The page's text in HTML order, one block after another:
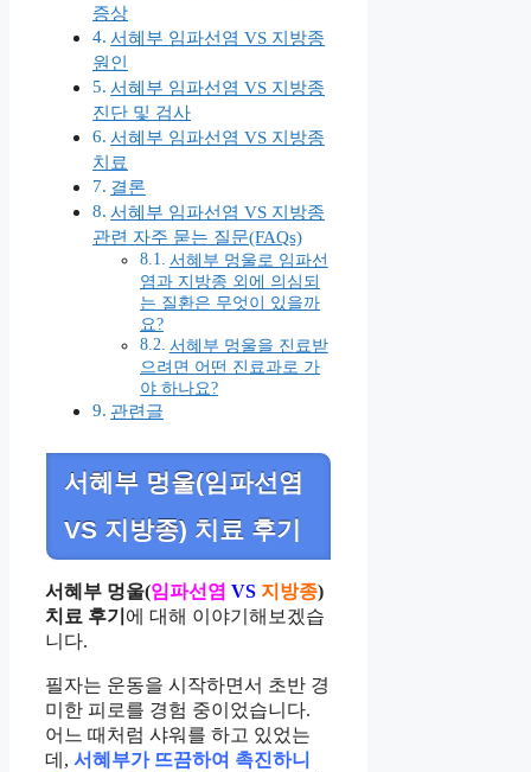
증상
서혜부 임파선염 VS 지방종
원인
서혜부 임파선염 VS 지방종
진단 및 검사
서혜부 임파선염 VS 지방종
치료
결론
서혜부 임파선염 VS 지방종
관련 자주 묻는 질문(FAQs)
서혜부 멍울로 임파선
염과 지방종 외에 의심되
는 질환은 무엇이 있을까
요?
서혜부 멍울을 진료받
으려면 어떤 진료과로 가
야 하나요?
관련글
서혜부 멍울(임파선염
VS 지방종) 치료 후기
서혜부 멍울(임파선염 VS 지방종)
치료 후기 에 대해 이야기해보겠습
니다.
필자는 운동을 시작하면서 초반 경
미한 피로를 경험 중이었습니다.
어느 때처럼 샤워를 하고 있었는
데, 서혜부가 뜨끔하여 촉진하니